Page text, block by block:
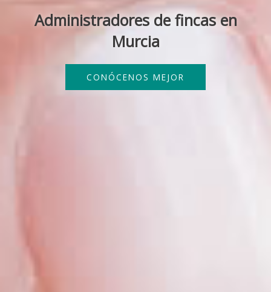
Administradores de fincas en
Murcia
CONÓCENOS MEJOR